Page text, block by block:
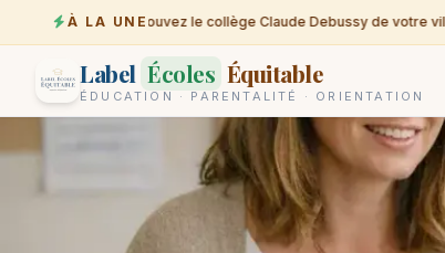
À LA UNE
07-08 Trouvez le collège Claude Debussy de votre ville
Label Écoles Équitable
ÉDUCATION · PARENTALITÉ · ORIENTATION